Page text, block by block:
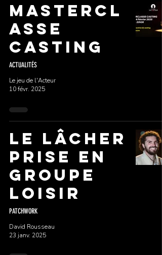
MASTERCL
ASSE
CASTING
ACTUALITÉS
Le jeu de l'Acteur
10 févr. 2025
LE LÂCHER
PRISE EN
GROUPE
LOISIR
PATCHWORK
David Rousseau
23 janv. 2025